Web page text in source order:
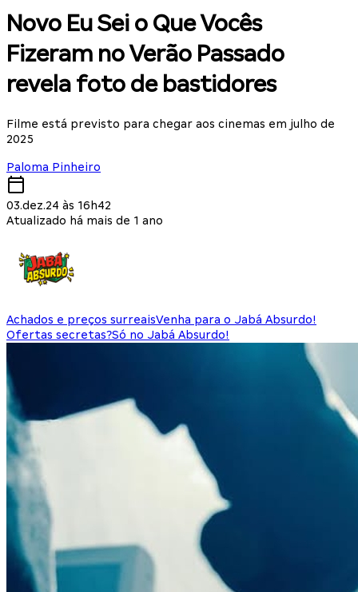
Novo Eu Sei o Que Vocês
Fizeram no Verão Passado
revela foto de bastidores
Filme está previsto para chegar aos cinemas em julho de
2025
Paloma Pinheiro
03.dez.24 às 16h42
Atualizado há mais de 1 ano
Achados e preços surreaisVenha para o Jabá Absurdo!
Ofertas secretas?Só no Jabá Absurdo!